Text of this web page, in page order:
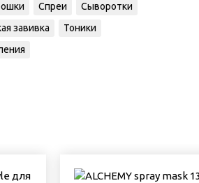
Спреи
Сыворотки
завивка
Тоники